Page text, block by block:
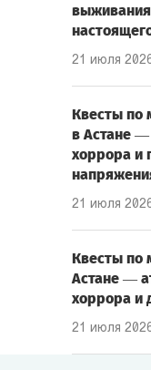
21 июля
Квесты по
в Астане
хоррора и
21 июля
Квесты по
Астане —
хоррора и
21 июля